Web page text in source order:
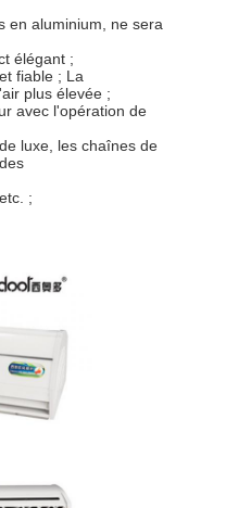
en aluminium, ne sera
élégant ;
fiable ; La
plus élevée ;
avec l'opération de
luxe, les chaînes de
;